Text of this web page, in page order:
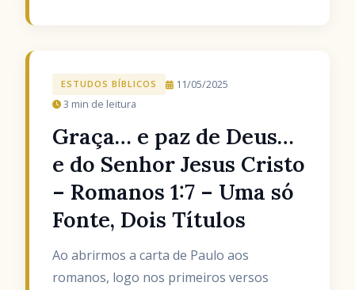
ESTUDOS BÍBLICOS
11/05/2025
3 min de leitura
Graça… e paz de Deus…
e do Senhor Jesus Cristo
– Romanos 1:7 – Uma só
Fonte, Dois Títulos
Ao abrirmos a carta de Paulo aos
romanos, logo nos primeiros versos